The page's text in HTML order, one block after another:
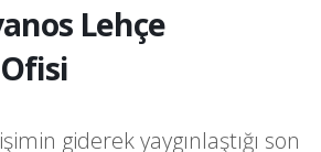
Lehçe
giderek yaygınlaştığı son